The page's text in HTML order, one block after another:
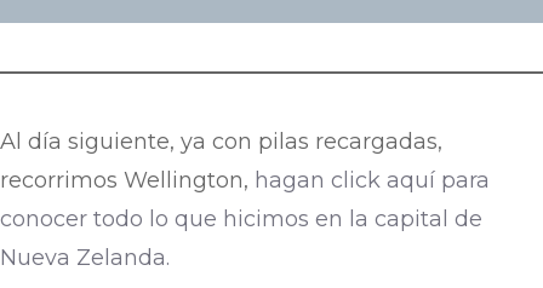
Al día siguiente, ya con pilas recargadas,
recorrimos Wellington, hagan click aquí para
conocer todo lo que hicimos en la capital de
Nueva Zelanda.